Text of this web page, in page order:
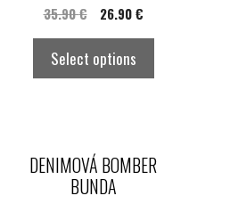
0
o
o
5
35.90€ 26.90€
Select options
DENIMOVÁ BOMBER
BUNDA